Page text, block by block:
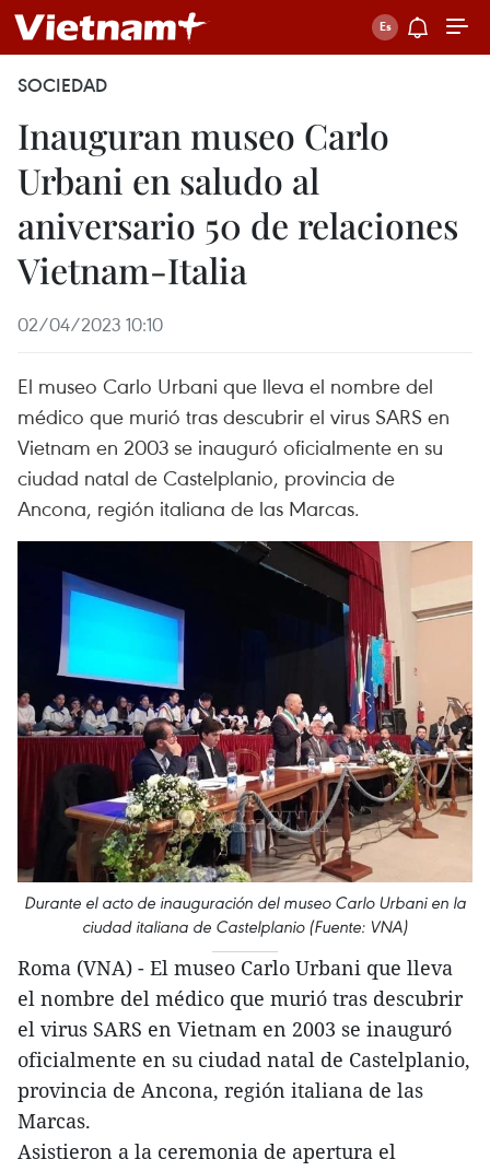
SOCIEDAD
Inauguran museo Carlo
Urbani en saludo al
aniversario 50 de relaciones
Vietnam-Italia
02/04/2023 10:10
El museo Carlo Urbani que lleva el nombre del
médico que murió tras descubrir el virus SARS en
Vietnam en 2003 se inauguró oficialmente en su
ciudad natal de Castelplanio, provincia de
Ancona, región italiana de las Marcas.
Durante el acto de inauguración del museo Carlo Urbani en la
ciudad italiana de Castelplanio (Fuente: VNA)
Roma (VNA) - El museo Carlo Urbani que lleva
el nombre del médico que murió tras descubrir
el virus SARS en Vietnam en 2003 se inauguró
oficialmente en su ciudad natal de Castelplanio,
provincia de Ancona, región italiana de las
Marcas.
Asistieron a la ceremonia de apertura el